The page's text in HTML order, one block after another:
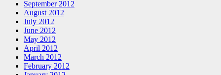
September 2012
August 2012
July 2012
June 2012
May 2012
April 2012
March 2012
February 2012